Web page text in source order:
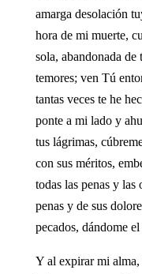
amarga desolación
hora de mi muerte,
sola, abandonada
temores; ven Tú
tantas veces te he
ponte a mi lado y
tus lágrimas,
con sus méritos,
todas las penas y las
penas y de sus
pecados, dándome
Y al expirar mi alma,